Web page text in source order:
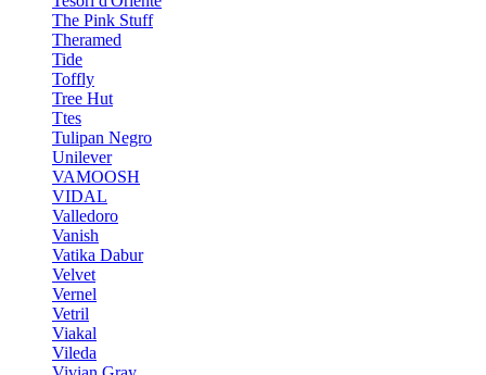
The Pink Stuff
Theramed
Tide
Toffly
Tree Hut
Ttes
Tulipan Negro
Unilever
VAMOOSH
VIDAL
Valledoro
Vanish
Vatika Dabur
Velvet
Vernel
Vetril
Viakal
Vileda